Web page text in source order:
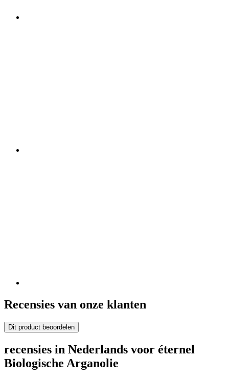
Recensies van onze klanten
Dit product beoordelen
recensies in Nederlands voor éternel
Biologische Arganolie